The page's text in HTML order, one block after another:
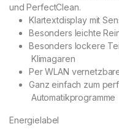
und PerfectClean.
Klartextdisplay mit
Besonders leichte
Besonders lockere
Klimagaren
Per WLAN
Ganz einfach zum
Automatikprogramme
Energielabel